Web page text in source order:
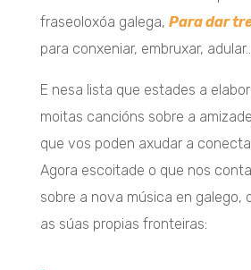
fraseoloxóa galega, Para dar
para conxeniar, embruxar, adular…
E nesa lista que estades a
moitas cancións sobre a
que vos poden axudar a
Agora escoitade o que nos
sobre a nova música en galego,
as súas propias fronteiras: